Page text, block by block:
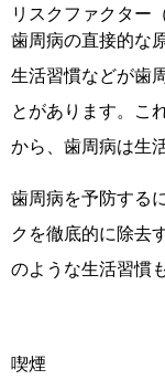
リスクファクター
歯周病の直接的な
生活習慣などが歯
とがあります。こ
から、歯周病は生
歯周病を予防する
クを徹底的に除去
のような生活習慣
喫煙